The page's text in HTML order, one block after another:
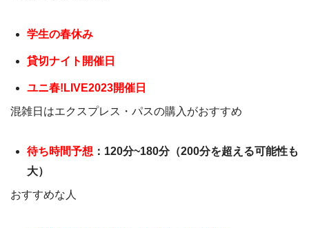
学生の春休み
貸切ナイト開催日
ユニ春!LIVE2023開催日
混雑日はエクスプレス・パスの購入がおすすめ
待ち時間予想 ：120分~180分（200分を超える可能性も
大）
おすすめな人